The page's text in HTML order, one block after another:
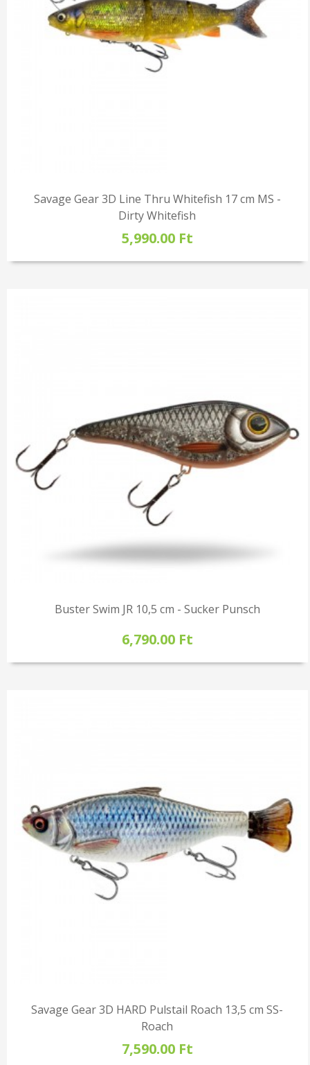
Savage Gear 3D Line Thru Whitefish 17 cm MS -
Dirty Whitefish
5,990.00 Ft
Buster Swim JR 10,5 cm - Sucker Punsch
6,790.00 Ft
Savage Gear 3D HARD Pulstail Roach 13,5 cm SS-
Roach
7,590.00 Ft